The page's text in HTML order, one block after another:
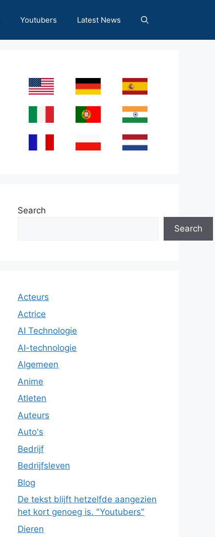
Youtubers Latest News
Search
Search
Acteurs
Actrice
AI Technologie
AI-technologie
Algemeen
Anime
Atleten
Auteurs
Auto's
Bedrijf
Bedrijfsleven
Blog
De tekst blijft hetzelfde aangezien
het kort genoeg is. "Youtubers"
Dieren